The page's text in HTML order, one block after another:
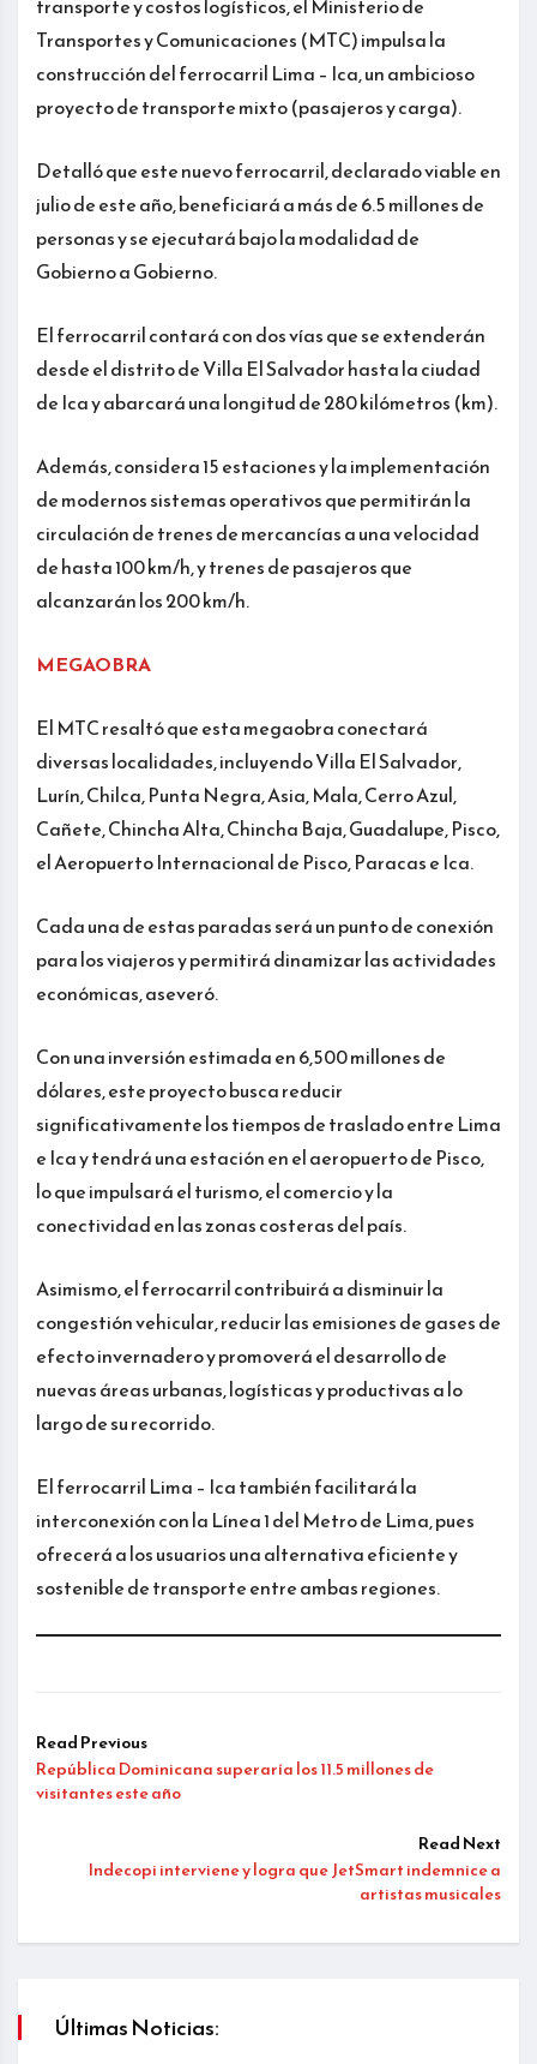
transporte y costos logísticos, el Ministerio de
Transportes y Comunicaciones (MTC) impulsa la
construcción del ferrocarril Lima – Ica, un ambicioso
proyecto de transporte mixto (pasajeros y carga).
Detalló que este nuevo ferrocarril, declarado viable en
julio de este año, beneficiará a más de 6.5 millones de
personas y se ejecutará bajo la modalidad de
Gobierno a Gobierno.
El ferrocarril contará con dos vías que se extenderán
desde el distrito de Villa El Salvador hasta la ciudad
de Ica y abarcará una longitud de 280 kilómetros (km).
Además, considera 15 estaciones y la implementación
de modernos sistemas operativos que permitirán la
circulación de trenes de mercancías a una velocidad
de hasta 100 km/h, y trenes de pasajeros que
alcanzarán los 200 km/h.
MEGAOBRA
El MTC resaltó que esta megaobra conectará
diversas localidades, incluyendo Villa El Salvador,
Lurín, Chilca, Punta Negra, Asia, Mala, Cerro Azul,
Cañete, Chincha Alta, Chincha Baja, Guadalupe, Pisco,
el Aeropuerto Internacional de Pisco, Paracas e Ica.
Cada una de estas paradas será un punto de conexión
para los viajeros y permitirá dinamizar las actividades
económicas, aseveró.
Con una inversión estimada en 6,500 millones de
dólares, este proyecto busca reducir
significativamente los tiempos de traslado entre Lima
e Ica y tendrá una estación en el aeropuerto de Pisco,
lo que impulsará el turismo, el comercio y la
conectividad en las zonas costeras del país.
Asimismo, el ferrocarril contribuirá a disminuir la
congestión vehicular, reducir las emisiones de gases de
efecto invernadero y promoverá el desarrollo de
nuevas áreas urbanas, logísticas y productivas a lo
largo de su recorrido.
El ferrocarril Lima – Ica también facilitará la
interconexión con la Línea 1 del Metro de Lima, pues
ofrecerá a los usuarios una alternativa eficiente y
sostenible de transporte entre ambas regiones.
Read Previous
República Dominicana superaría los 11.5 millones de
visitantes este año
Read Next
Indecopi interviene y logra que JetSmart indemnice a
artistas musicales
Últimas Noticias: